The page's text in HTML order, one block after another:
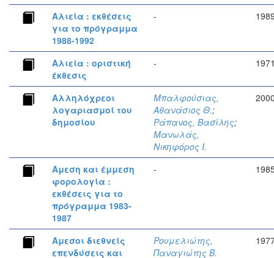
Αλιεία : εκθέσεις
για το πρόγραμμα
1988-1992
-
Αλιεία : οριστική
έκθεσις
-
Αλληλόχρεοι
λογαριασμοί του
δημοσίου
Μπαλφούσιας,
Αθανάσιος Θ.;
Ράπανος, Βασίλης;
Μανωλάς,
Νικηφόρος Ι.
Αμεση και έμμεση
φορολογία :
εκθέσεις για το
πρόγραμμα 1983-
1987
-
Αμεσοι διεθνείς
επενδύσεις και
Ρουμελιώτης,
Παναγιώτης Β.